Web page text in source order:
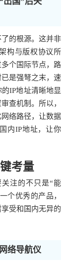
的根源。这并非
构与版权协议所
个国际节点，路
是强弩之末，速
IP地址清晰地显
查机制。所以，
络路径，让数据
内IP地址，让你
考量
注的不只是“能
个优秀的产品，
受和国内无异的
络导航仪